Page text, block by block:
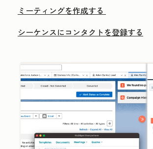
ミーティングを作成する
シーケンスにコンタクトを登録する